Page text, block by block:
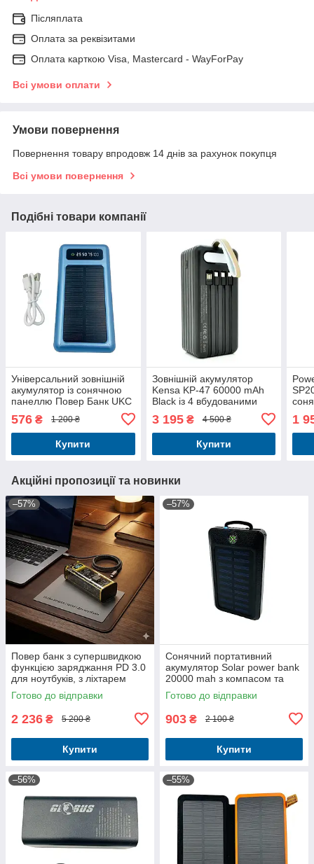
Післяплата
Оплата за реквізитами
Оплата карткою Visa, Mastercard - WayForPay
Всі умови оплати
Умови повернення
Повернення товару впродовж 14 днів за рахунок покупця
Всі умови повернення
Подібні товари компанії
Універсальний зовнішній
акумулятор із сонячною
панеллю Повер Банк UKC
яскравими 2 LED-
ліхтариками
576 ₴ 1 200 ₴
Купити
Зовнішній акумулятор
Kensa KP-47 60000 mAh
Black із 4 вбудованими
3 195₴ 4 500 ₴
Купити
1
Акційні пропозиції та новинки
–57%
Повер банк з супершвидкою
функцією заряджання PD 3.0
для ноутбуків, з ліхтарем
Globus NB28 28000Mah
100W
Готово до відправки
2 236 ₴ 5 200 ₴
Купити
–57%
Сонячний портативний
акумулятор Solar power bank
20000 mah з компасом та
LED прожектором
Готово до відправки
903 ₴ 2 100 ₴
Купити
–56% –55%